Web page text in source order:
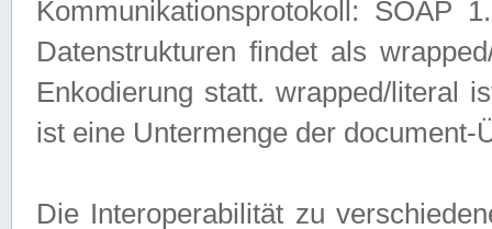
Kommunikationsprotokoll: SOAP
Datenstrukturen findet als
Enkodierung statt. wrapped/literal
ist eine Untermenge der
Die Interoperabilität zu